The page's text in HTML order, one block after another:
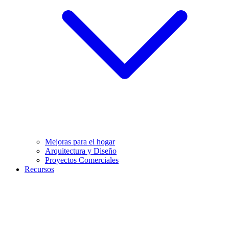
Mejoras para el hogar
Arquitectura y Diseño
Proyectos Comerciales
Recursos